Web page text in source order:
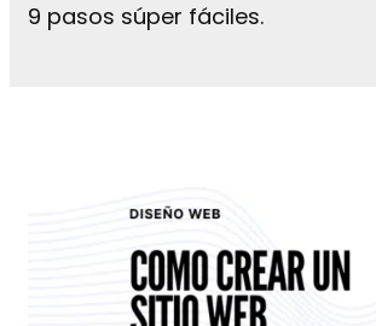
9 pasos súper fáciles.